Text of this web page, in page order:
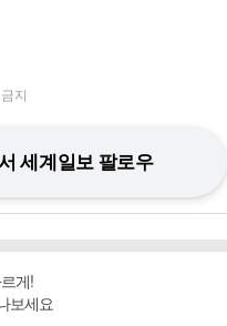
지
세계일보 팔로우
게!
보세요